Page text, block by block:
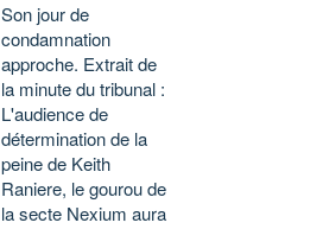
Son jour de
condamnation
approche. Extrait de
la minute du tribunal :
L'audience de
détermination de la
peine de Keith
Raniere, le gourou de
la secte Nexium aura